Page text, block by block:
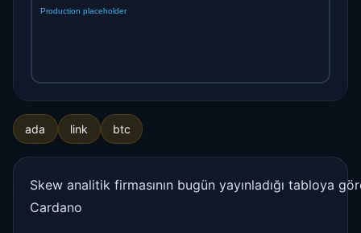
ada link btc
Skew analitik firmasının bugün yayınladığı tabloya
Cardano